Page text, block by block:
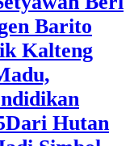
Barito
Kalteng
‎Dari Hutan